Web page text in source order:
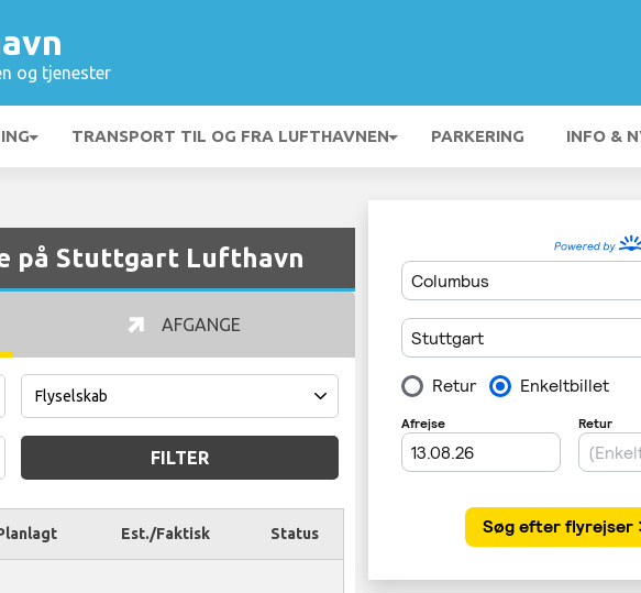
og tjenester
TRANSPORT TIL OG FRA LUFTHAVNEN PARKERING INFO &
på Stuttgart Lufthavn
AFGANGE
FILTER
Est./Faktisk Status